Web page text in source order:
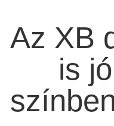
Az XB
is